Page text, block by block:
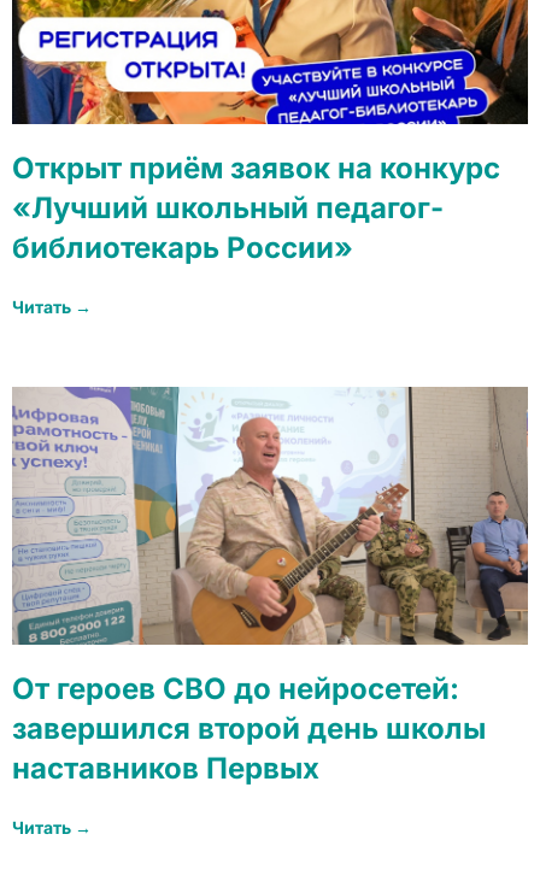
Открыт приём заявок на конкурс
«Лучший школьный педагог-
библиотекарь России»
Читать →
От героев СВО до нейросетей:
завершился второй день школы
наставников Первых
Читать →